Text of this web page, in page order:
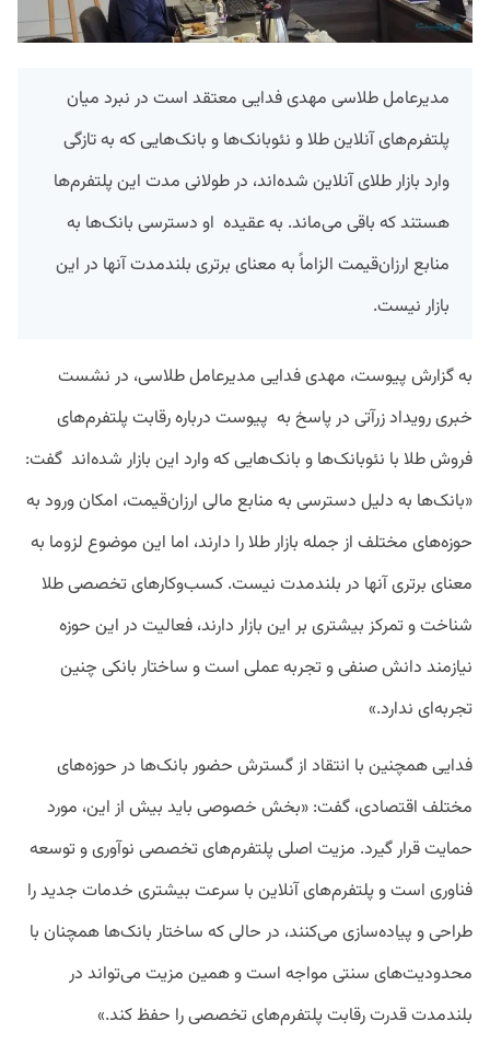
مدیرعامل طلاسی مهدی فدایی معتقد است در نبرد میان
پلتفرم‌های آنلاین طلا و نئوبانک‌ها و بانک‌هایی که به تازگی
وارد بازار طلای آنلاین شده‌اند، در طولانی مدت این پلتفرم‌ها
هستند که باقی می‌ماند. به عقیده او دسترسی بانک‌ها به
منابع ارزان‌قیمت الزاماً به معنای برتری بلندمدت آنها در این
بازار نیست.
به گزارش پیوست، مهدی فدایی مدیرعامل طلاسی، در نشست
خبری رویداد زرآتی در پاسخ به پیوست درباره رقابت پلتفرم‌های
فروش طلا با نئوبانک‌ها و بانک‌هایی که وارد این بازار شده‌اند گفت:
«بانک‌ها به دلیل دسترسی به منابع مالی ارزان‌قیمت، امکان ورود به
حوزه‌های مختلف از جمله بازار طلا را دارند، اما این موضوع لزوما به
معنای برتری آنها در بلندمدت نیست. کسب‌وکارهای تخصصی طلا
شناخت و تمرکز بیشتری بر این بازار دارند، فعالیت در این حوزه
نیازمند دانش صنفی و تجربه عملی است و ساختار بانکی چنین
تجربه‌ای ندارد.»
فدایی همچنین با انتقاد از گسترش حضور بانک‌ها در حوزه‌های
مختلف اقتصادی، گفت: «بخش خصوصی باید بیش از این، مورد
حمایت قرار گیرد. مزیت اصلی پلتفرم‌های تخصصی نوآوری و توسعه
فناوری است و پلتفرم‌های آنلاین با سرعت بیشتری خدمات جدید را
طراحی و پیاده‌سازی می‌کنند، در حالی که ساختار بانک‌ها همچنان با
محدودیت‌های سنتی مواجه است و همین مزیت می‌تواند در
بلندمدت قدرت رقابت پلتفرم‌های تخصصی را حفظ کند.»